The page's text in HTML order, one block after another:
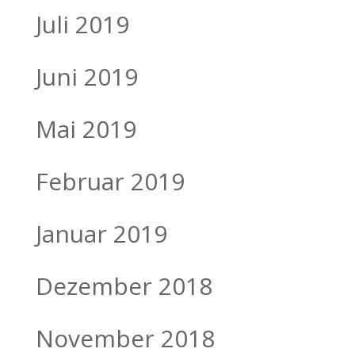
Juli 2019
Juni 2019
Mai 2019
Februar 2019
Januar 2019
Dezember 2018
November 2018